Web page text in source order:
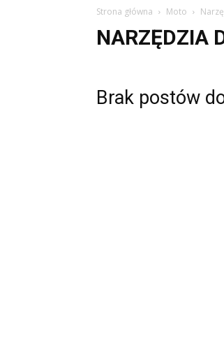
Strona główna Moto
NARZĘDZIA
Brak postów